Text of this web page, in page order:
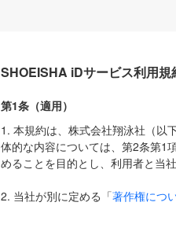
SHOEISHA iDサービス利用規
第1条（適用）
1. 本規約は、株式会社翔泳社（以
体的な内容については、第2条第1
めることを目的とし、利用者と当
2. 当社が別に定める「著作権につ